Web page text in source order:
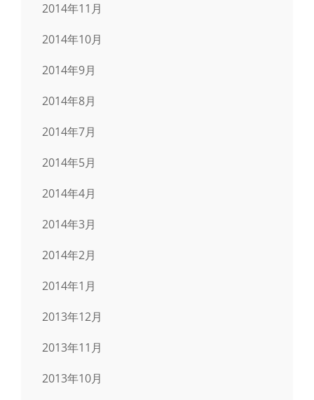
2014年11月
2014年10月
2014年9月
2014年8月
2014年7月
2014年5月
2014年4月
2014年3月
2014年2月
2014年1月
2013年12月
2013年11月
2013年10月